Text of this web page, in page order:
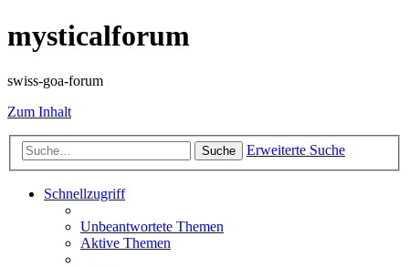
mysticalforum
swiss-goa-forum
Zum Inhalt
Suche Erweiterte Suche
Schnellzugriff
Unbeantwortete Themen
Aktive Themen